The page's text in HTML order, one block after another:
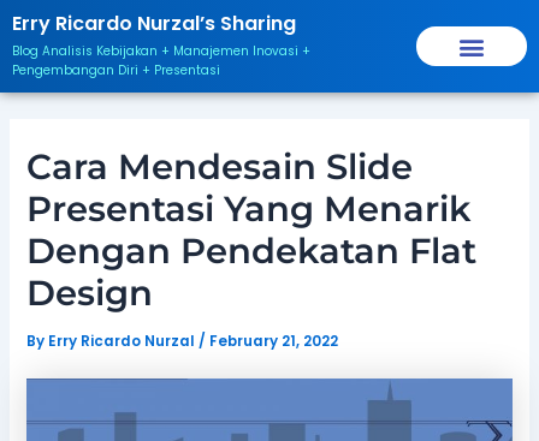
Skip
to
content
Erry Ricardo Nurzal’s Sharing
Blog Analisis Kebijakan + Manajemen Inovasi +
Pengembangan Diri + Presentasi
Cara Mendesain Slide
Presentasi Yang Menarik
Dengan Pendekatan Flat
Design
By Erry Ricardo Nurzal / February 21, 2022
Post
navigation